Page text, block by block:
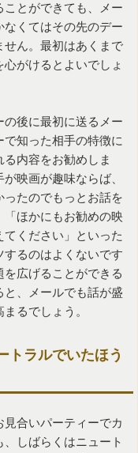
ことができても、メー
なくてはその先のデー
せん。最初はあくまで
がけるとよいでしょ
の後に最初に送るメー
で知った相手の特徴に
内容をお勧めしま
映画が趣味ならば、
ったのでもっとお話を
「ほかにもお勧めの映
ください」といった
るのはよくないです
広げることができる
と、メールでも話が盛
るでしょう。
トラルでいたほう
合いパーティーでカ
しばらくはニュート